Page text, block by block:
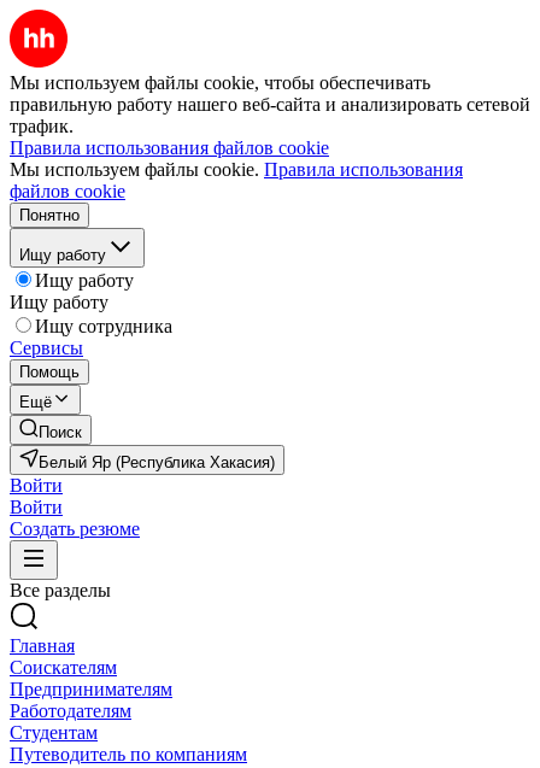
Мы используем файлы cookie, чтобы обеспечивать
правильную работу нашего веб-сайта и анализировать сетевой
трафик.
Правила использования файлов cookie
Мы используем файлы cookie. Правила использования
файлов cookie
Понятно
Ищу работу
Ищу работу
Ищу работу
Ищу сотрудника
Сервисы
Помощь
Ещё
Поиск
Белый Яр (Республика Хакасия)
Войти
Войти
Создать резюме
Все разделы
Главная
Соискателям
Предпринимателям
Работодателям
Студентам
Путеводитель по компаниям